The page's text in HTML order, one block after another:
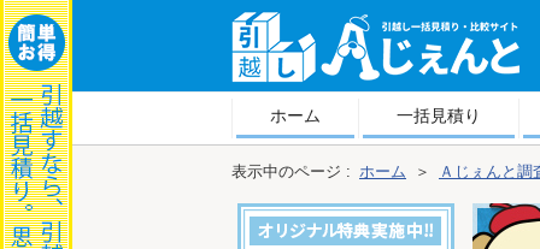
越しＡじぇんと
ホーム 一括見積り
表示中のページ : ホーム ＞ Ａじぇんと調